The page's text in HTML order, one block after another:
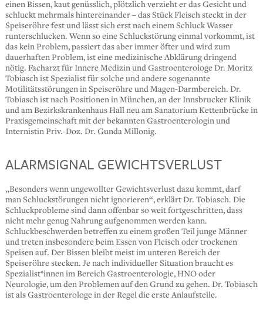
einen Bissen, kaut genüsslich, plötzlich verzieht er das Gesicht und
schluckt mehrmals hintereinander – das Stück Fleisch steckt in der
Speiseröhre fest und lässt sich erst nach einem Schluck Wasser
runterschlucken. Wenn so eine Schluckstörung einmal vorkommt, ist
das kein Problem, passiert das aber immer öfter und wird zum
dauerhaften Problem, ist eine medizinische Abklärung dringend
nötig. Facharzt für Innere Medizin und Gastroenterologe Dr. Moritz
Tobiasch ist Spezialist für solche und andere sogenannte
Motilitätsstörungen in Speiseröhre und Magen-Darmbereich. Dr.
Tobiasch ist nach Positionen in München, an der Innsbrucker Klinik
und am Bezirkskrankenhaus Hall neu am Sanatorium Kettenbrücke in
Praxisgemeinschaft mit der bekannten Gastroenterologin und
Internistin Priv.-Doz. Dr. Gunda Millonig.
ALARMSIGNAL GEWICHTSVERLUST
„Besonders wenn ungewollter Gewichtsverlust dazu kommt, darf
man Schluckstörungen nicht ignorieren“, erklärt Dr. Tobiasch. Die
Schluckprobleme sind dann offenbar so weit fortgeschritten, dass
nicht mehr genug Nahrung aufgenommen werden kann.
Schluckbeschwerden betreffen zu einem großen Teil junge Männer
und treten insbesondere beim Essen von Fleisch oder trockenen
Speisen auf. Der Bissen bleibt meist im unteren Bereich der
Speiseröhre stecken. Je nach individueller Situation braucht es
Spezialist*innen im Bereich Gastroenterologie, HNO oder
Neurologie, um den Problemen auf den Grund zu gehen. Dr. Tobiasch
ist als Gastroenterologe in der Regel die erste Anlaufstelle.